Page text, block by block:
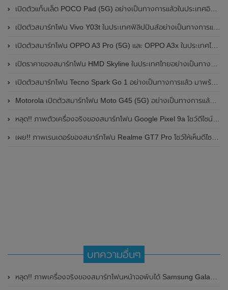
เปิดตัวแท็บเล็ต POCO Pad (5G) อย่างเป็นทางการแล้วในประเทศอินเดีย มาพร้อมชิปเซ็ต Snapdragon 7s Gen 2 ของ Qualcomm และรองรับเครือข่าย 5G
เปิดตัวสมาร์ทโฟน Vivo Y03t ในประเทศฟิลิปปินส์อย่างเป็นทางการแล้ว มาพร้อมชิปเซ็ต Unisoc T612 , กล้องหลัง ความละเอียด 13MP , แบตเตอรี่ 5,000mAh และหน้าจอแสดงผล LCD / 90Hz
เปิดตัวสมาร์ทโฟน OPPO A3 Pro (5G) และ OPPO A3x ในประเทศไทยอย่างเป็นทางการแล้ว ในราคาเริ่มต้นเพียง 3,999 บาท
เปิดราคาของสมาร์ทโฟน HMD Skyline ในประเทศไทยอย่างเป็นทางการแล้ว ราคา 14,990 บาท
เปิดตัวสมาร์ทโฟน Tecno Spark Go 1 อย่างเป็นทางการแล้ว มาพร้อมหน้าจอแสดงผล LCD / 120Hz , แบตเตอรี่ 5,000mAh และใช้ชิปเซ็ต Unisoc
Motorola เปิดตัวสมาร์ทโฟน Moto G45 (5G) อย่างเป็นทางการแล้วในอินเดีย
หลุด!! ภาพตัวเครื่องจริงของสมาร์ทโฟน Google Pixel 9a โชว์ดีไซน์ใหม่ กล้องหลังแบนราบ ไม่มีกรอบของกล้องแล้ว
เผย!! ภาพเรนเดอร์ของสมาร์ทโฟน Realme GT7 Pro โชว์ให้เห็นดีไซน์ใหม่ พร้อมเผยรายละเอียดสเปกที่สำคัญบางส่วน
บทความอื่นๆ
หลุด!! ภาพเครื่องจริงของสมาร์ทโฟนหน้าจอพับได้ Samsung Galaxy Z Fold 5 ก่อนเปิดตัวในวันที่ 26 กรกฎาคม 2023 นี้